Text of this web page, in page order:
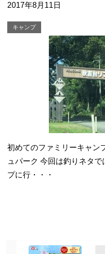
2017年8月11日
キャンプ
初めてのファミリーキャン
ュパーク 今回は釣りネタ
プに行・・・